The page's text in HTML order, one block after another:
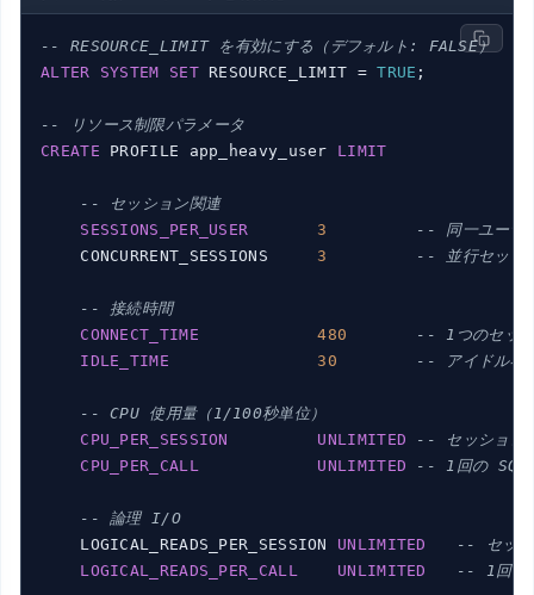
-- RESOURCE_LIMIT を有効にする（デフォルト: FALSE）
ALTER
SYSTEM SET RESOURCE_LIMIT = TRUE ;
-- リソース制限パラメータ
CREATE PROFILE app_heavy_user LIMIT
-- セッション関連
SESSIONS_PER_USER
3
-- 同一ユーザ
    CONCURRENT_SESSIONS
3 -- 並行セッシ
-- 接続時間
CONNECT_TIME
480
-- 1つのセッシ
IDLE_TIME
30 -- アイドル状
-- CPU 使用量（1/100秒単位）
CPU_PER_SESSION
UNLIMITED
-- セッション
CPU_PER_CALL
UNLIMITED -- 1回の SQL
-- 論理 I/O
    LOGICAL_READS_PER_SESSION
UNLIMITED
-- セッシ
LOGICAL_READS_PER_CALL
UNLIMITED -- 1回の